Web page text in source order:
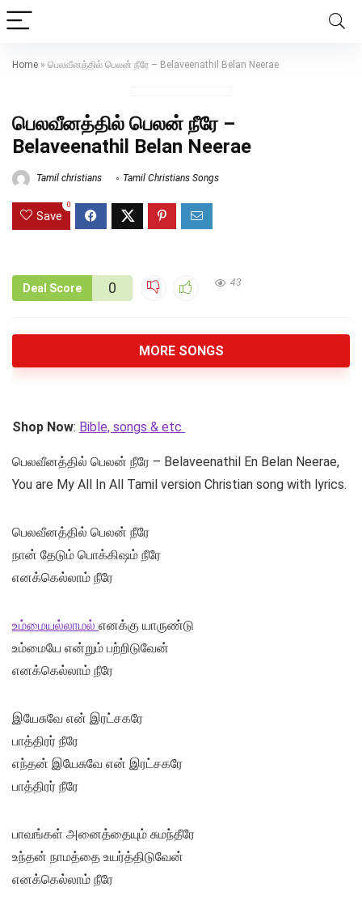
Home » பெலவீனத்தில் பெலன் நீரே – Belaveenathil Belan Neerae
பெலவீனத்தில் பெலன் நீரே –
Belaveenathil Belan Neerae
Tamil christians Tamil Christians Songs
Save
0
Deal Score 0 43
MORE SONGS
Shop Now: Bible, songs & etc
பெலவீனத்தில் பெலன் நீரே – Belaveenathil En Belan Neerae,
You are My All In All Tamil version Christian song with lyrics.
பெலவீனத்தில் பெலன் நீரே
நான் தேடும் பொக்கிஷம் நீரே
எனக்கெல்லாம் நீரே
உம்மையல்லாமல் எனக்கு யாருண்டு
உம்மையே என்றும் பற்றிடுவேன்
எனக்கெல்லாம் நீரே
இயேசுவே என் இரட்சகரே
பாத்திரர் நீரே
எந்தன் இயேசுவே என் இரட்சகரே
பாத்திரர் நீரே
பாவங்கள் அனைத்தையும் சுமந்தீரே
உந்தன் நாமத்தை உயர்த்திடுவேன்
எனக்கெல்லாம் நீரே